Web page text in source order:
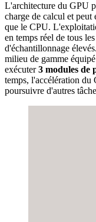
L'architecture du GPU
charge de calcul et peut
que le CPU.
en temps réel de tous
d'échantillonnage
milieu de gamme
exécuter3 modules de
temps, l'accélération du
poursuivre d'autres